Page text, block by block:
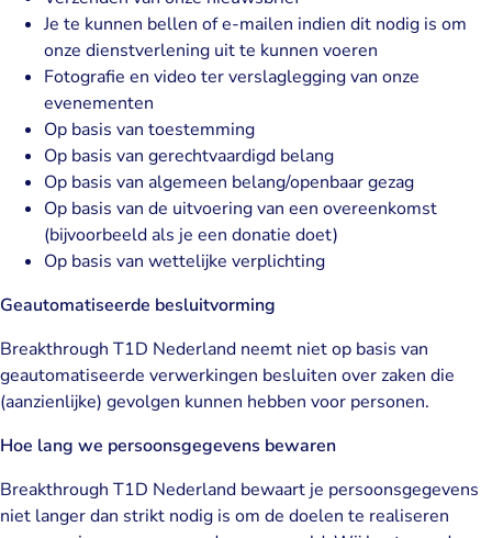
Je te kunnen bellen of e-mailen indien dit nodig is om
onze dienstverlening uit te kunnen voeren
Fotografie en video ter verslaglegging van onze
evenementen
Op basis van toestemming
Op basis van gerechtvaardigd belang
Op basis van algemeen belang/openbaar gezag
Op basis van de uitvoering van een overeenkomst
(bijvoorbeeld als je een donatie doet)
Op basis van wettelijke verplichting
Geautomatiseerde besluitvorming
Breakthrough T1D Nederland neemt niet op basis van
geautomatiseerde verwerkingen besluiten over zaken die
(aanzienlijke) gevolgen kunnen hebben voor personen.
Hoe lang we persoonsgegevens bewaren
Breakthrough T1D Nederland bewaart je persoonsgegevens
niet langer dan strikt nodig is om de doelen te realiseren